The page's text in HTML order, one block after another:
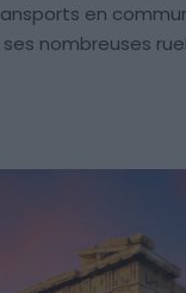
en
nombreuses